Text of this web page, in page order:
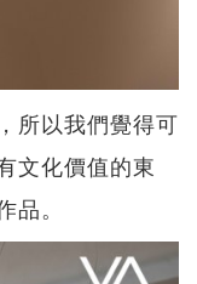
所以我們覺得可
文化價值的東
。